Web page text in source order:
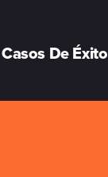
Casos De Éxito